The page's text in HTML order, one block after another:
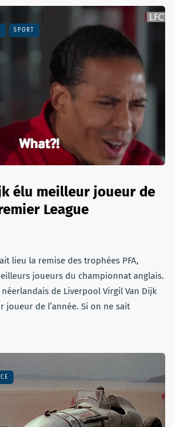
SPORT
élu meilleur joueur de
League
lieu la remise des trophées PFA,
joueurs du championnat anglais.
néerlandais de Liverpool Virgil Van Dijk
joueur de l’année. Si on ne sait